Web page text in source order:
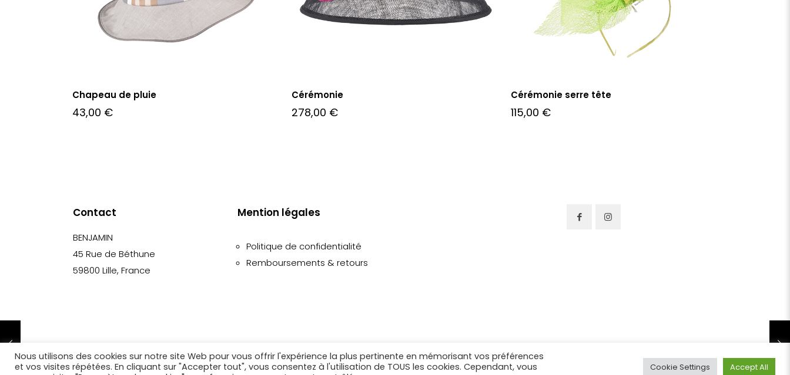
Chapeau de pluie
43,00 €
Cérémonie
278,00 €
Cérémonie serre tête
115,00 €
Contact
BENJAMIN
45 Rue de Béthune
59800 Lille, France
Mention légales
Politique de confidentialité
Remboursements & retours
© 2022 Chapellerie Benjamin
Nous utilisons des cookies sur notre site Web pour vous offrir l'expérience la plus pertinente en mémorisant vos préférences
et vos visites répétées. En cliquant sur "Accepter tout", vous consentez à l'utilisation de TOUS les cookies. Cependant, vous
Cookie Settings Accept All